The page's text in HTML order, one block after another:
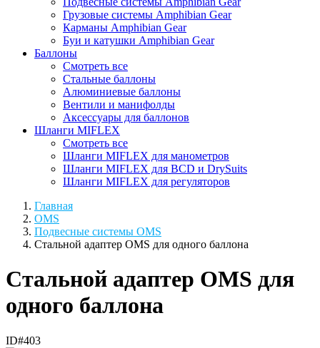
Грузовые системы Amphibian Gear
Карманы Amphibian Gear
Буи и катушки Amphibian Gear
Баллоны
Смотреть все
Стальные баллоны
Алюминиевые баллоны
Вентили и манифолды
Аксессуары для баллонов
Шланги MIFLEX
Смотреть все
Шланги MIFLEX для манометров
Шланги MIFLEX для BCD и DrySuits
Шланги MIFLEX для регуляторов
Главная
OMS
Подвесные системы OMS
Стальной адаптер OMS для одного баллона
Стальной адаптер OMS для
одного баллона
ID#403